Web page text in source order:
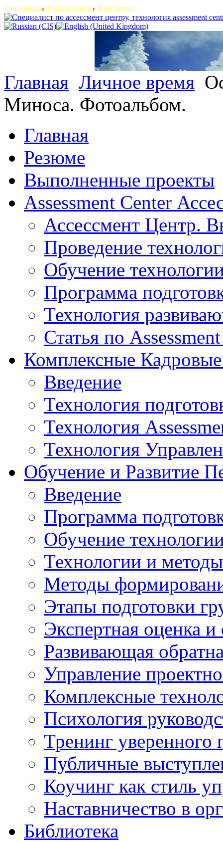
Глоссарий Карта сайта Контакты
Главная Личное время
Миноса. Фотоальбом.
Главная
Резюме
Выполненные проекты
Assessment Center
Ассессмент Центр.
Проведение
Обучение
Программа
Технология
Статья по
Комплексные
Введение
Технология
Технология
Технология
Обучение и Развитие
Введение
Программа
Обучение
Технологии и
Методы
Этапы подготовки
Экспертная оценка
Развивающая
Управление
Комплексные
Психология
Тренинг уверенного
Публичные
Коучинг как стиль
Наставничество в
Библиотека